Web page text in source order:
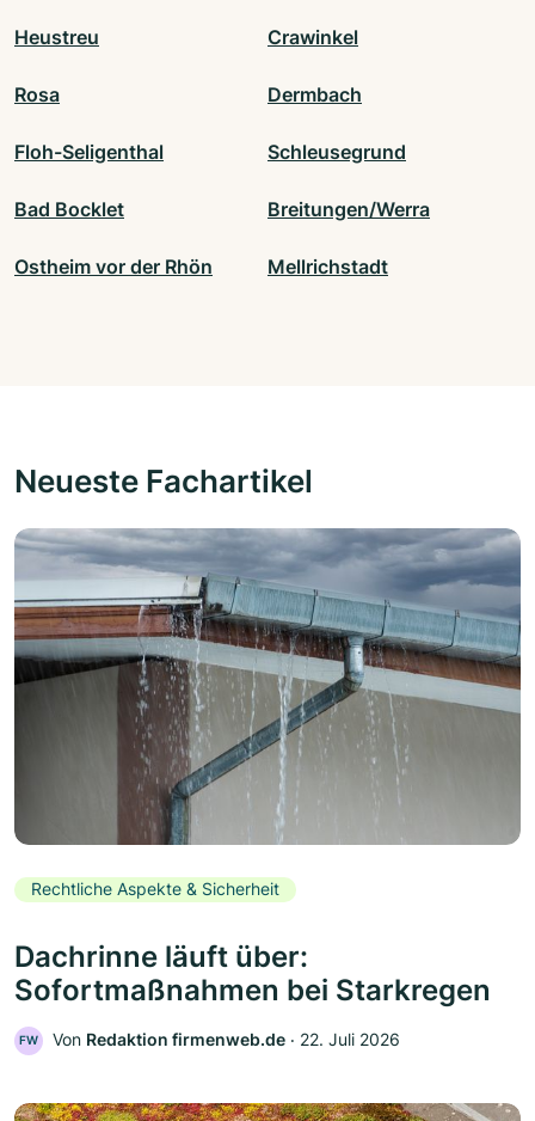
Heustreu Crawinkel
Rosa Dermbach
Floh-Seligenthal Schleusegrund
Bad Bocklet Breitungen/Werra
Ostheim vor der Rhön Mellrichstadt
Neueste Fachartikel
Rechtliche Aspekte & Sicherheit
Dachrinne läuft über:
Sofortmaßnahmen bei Starkregen
FW Von Redaktion firmenweb.de ‧ 22. Juli 2026